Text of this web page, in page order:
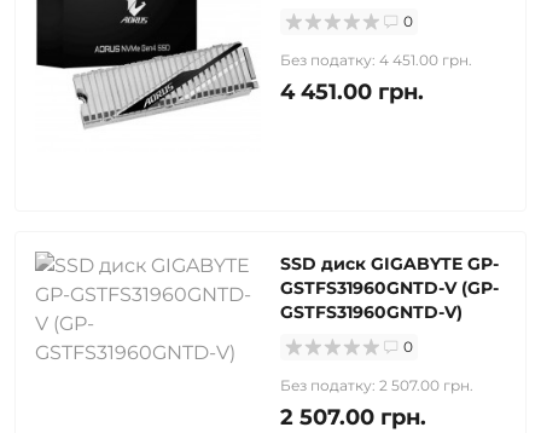
0
Без податку: 4 451.00 грн.
4 451.00 грн.
SSD диск GIGABYTE GP-
GSTFS31960GNTD-V (GP-
GSTFS31960GNTD-V)
0
Без податку: 2 507.00 грн.
2 507.00 грн.